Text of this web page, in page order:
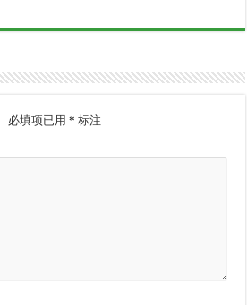
必填项已用* 标注